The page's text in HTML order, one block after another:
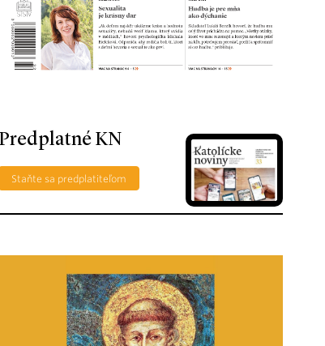
Predplatné KN
Staňte sa predplatiteľom